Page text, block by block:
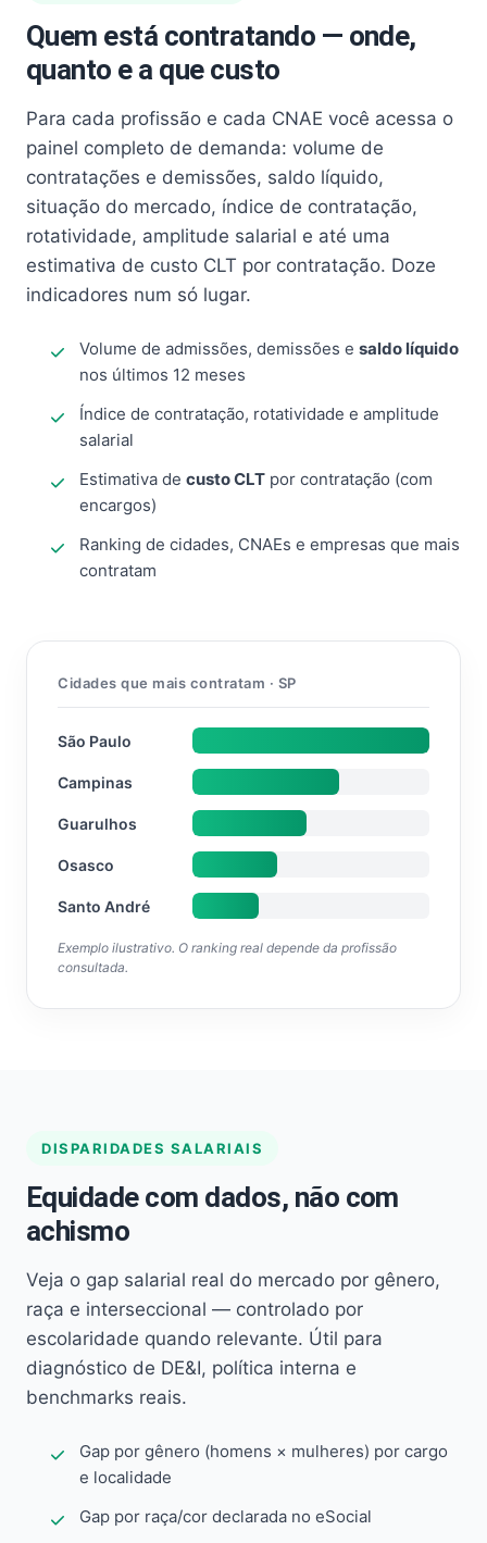
Quem está contratando — onde,
quanto e a que custo
Para cada profissão e cada CNAE você acessa o
painel completo de demanda: volume de
contratações e demissões, saldo líquido,
situação do mercado, índice de contratação,
rotatividade, amplitude salarial e até uma
estimativa de custo CLT por contratação. Doze
indicadores num só lugar.
Volume de admissões, demissões e saldo líquido
nos últimos 12 meses
Índice de contratação, rotatividade e amplitude
salarial
Estimativa de custo CLT por contratação (com
encargos)
Ranking de cidades, CNAEs e empresas que mais
contratam
Cidades que mais contratam · SP
São Paulo
Campinas
Guarulhos
Osasco
Santo André
Exemplo ilustrativo. O ranking real depende da profissão
consultada.
DISPARIDADES SALARIAIS
Equidade com dados, não com
achismo
Veja o gap salarial real do mercado por gênero,
raça e interseccional — controlado por
escolaridade quando relevante. Útil para
diagnóstico de DE&I, política interna e
benchmarks reais.
Gap por gênero (homens × mulheres) por cargo
e localidade
Gap por raça/cor declarada no eSocial